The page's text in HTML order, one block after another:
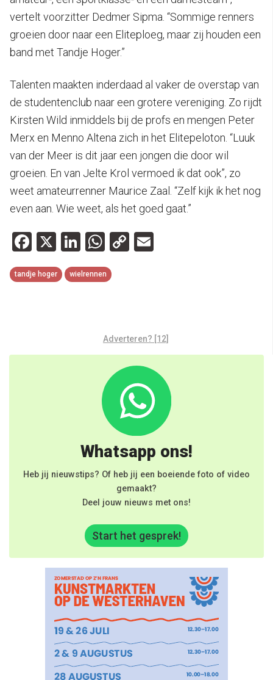
vertelt voorzitter Dedmer Sipma. “Sommige renners
groeien door naar een Eliteploeg, maar zij houden een
band met Tandje Hoger.”
Talenten maakten inderdaad al vaker de overstap van
de studentenclub naar een grotere vereniging. Zo rijdt
Kirsten Wild inmiddels bij de profs en mengen Peter
Merx en Menno Altena zich in het Elitepeloton. “Luuk
van der Meer is dit jaar een jongen die door wil
groeien. En van Jelte Krol vermoed ik dat ook”, zo
weet amateurrenner Maurice Zaal. “Zelf kijk ik het nog
even aan. Wie weet, als het goed gaat.”
Facebook
X LinkedIn
WhatsApp
Copy
tandje hoger wielrennen
Adverteren? [12]
Whatsapp ons!
Heb jij nieuwstips? Of heb jij een boeiende foto of video
gemaakt?
Deel jouw nieuws met ons!
Start het gesprek!